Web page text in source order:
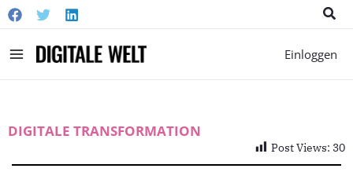
Main
Einloggen
DIGITALE TRANSFORMATION
Post Views: 30